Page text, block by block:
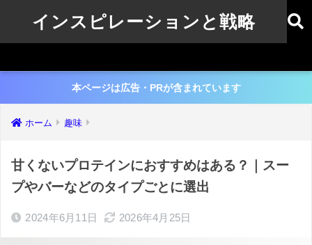
インスピレーションと戦略
本ページは広告・PRが含まれています
ホーム 趣味
甘くないプロテインにおすすめはある？｜スー
プやバーなどのタイプごとに選出
2024年6月11日 2026年4月25日